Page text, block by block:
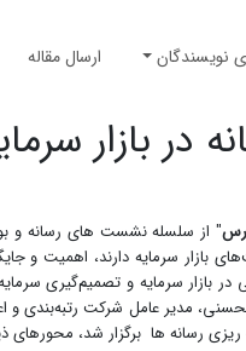
نویسندگان ارسال مقاله
بازار
بازار سرمایه دارند، اهمیت و
سرمایه و تصمیم‌گیری
مدیر عامل شرکت رتبه‌بندی
ریزی رسانه ها برگزار شد،